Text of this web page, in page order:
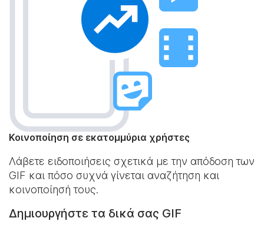
Κοινοποίηση σε εκατομμύρια χρήστες
Λάβετε ειδοποιήσεις σχετικά με την απόδοση των
GIF και πόσο συχνά γίνεται αναζήτηση και
κοινοποίησή τους.
Δημιουργήστε τα δικά σας GIF